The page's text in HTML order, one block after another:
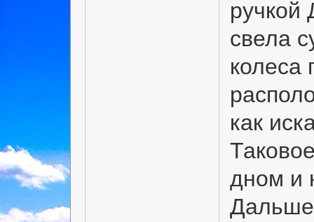
ручкой
свела
колеса
как
дном и
Дальше